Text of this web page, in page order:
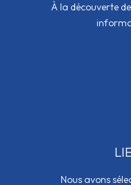
À la découverte
Nous avons